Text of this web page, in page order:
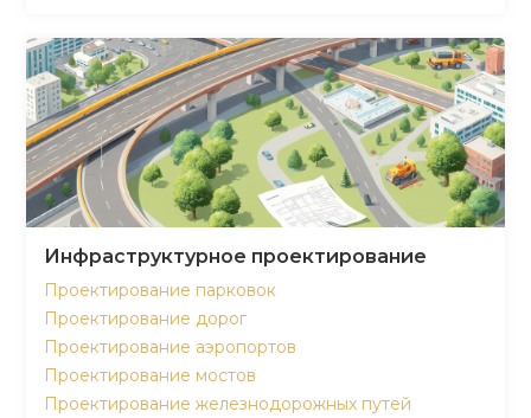
Инфраструктурное проектирование
Проектирование парковок
Проектирование дорог
Проектирование аэропортов
Проектирование мостов
Проектирование железнодорожных путей